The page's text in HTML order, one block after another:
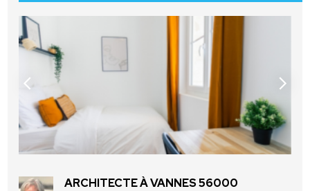
ARCHITECTE À VANNES 56000